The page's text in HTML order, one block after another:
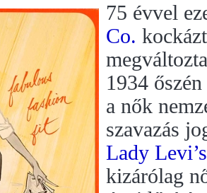
75 évvel
Co.
1934
a nők
szavazás
Lady Levi’s
kizárólag